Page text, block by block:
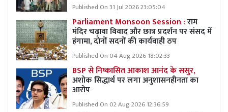
Published On 31 Jul 2026 23:05:04
Parliament Monsoon Session :राम
मंदिर चढ़ावा विवाद और छात्र प्रदर्शन पर संसद में
हंगामा, दोनों सदनों की कार्यवाही ठप
Published On 04 Aug 2026 18:02:33
BSP से निष्कासित आकाश आनंद के ससुर,
अशोक सिद्धार्थ पर लगा अनुशासनहीनता का
आरोप
Published On 02 Aug 2026 12:36:59